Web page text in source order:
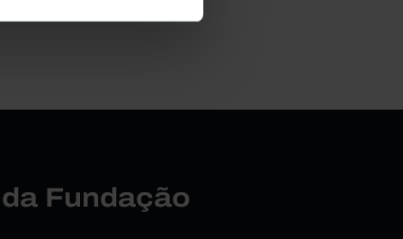
Fundação